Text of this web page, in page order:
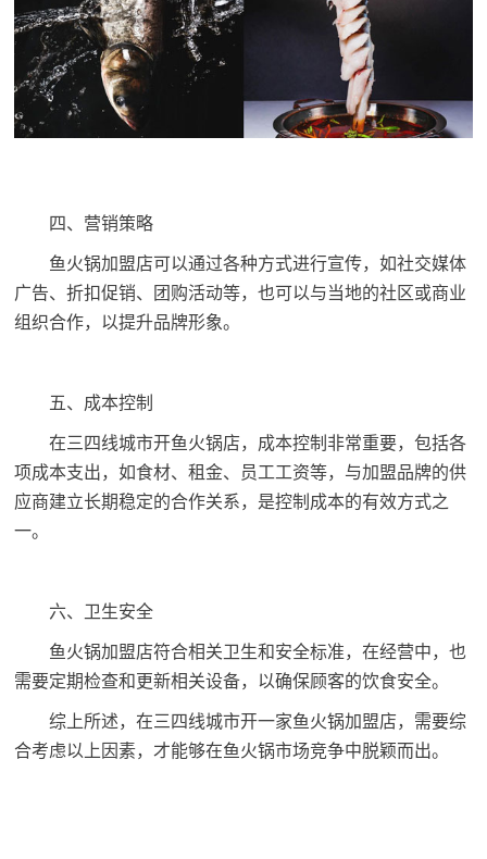
四、营销策略
鱼火锅加盟店可以通过各种方式进行宣传，如社交媒体
广告、折扣促销、团购活动等，也可以与当地的社区或商业
组织合作，以提升品牌形象。
五、成本控制
在三四线城市开鱼火锅店，成本控制非常重要，包括各
项成本支出，如食材、租金、员工工资等，与加盟品牌的供
应商建立长期稳定的合作关系，是控制成本的有效方式之
一。
六、卫生安全
鱼火锅加盟店符合相关卫生和安全标准，在经营中，也
需要定期检查和更新相关设备，以确保顾客的饮食安全。
综上所述，在三四线城市开一家鱼火锅加盟店，需要综
合考虑以上因素，才能够在鱼火锅市场竞争中脱颖而出。